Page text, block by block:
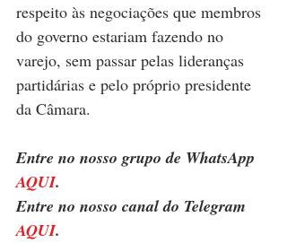
respeito às negociações que membros
do governo estariam fazendo no
varejo, sem passar pelas lideranças
partidárias e pelo próprio presidente
da Câmara.
Entre no nosso grupo de WhatsApp
AQUI.
Entre no nosso canal do Telegram
AQUI.